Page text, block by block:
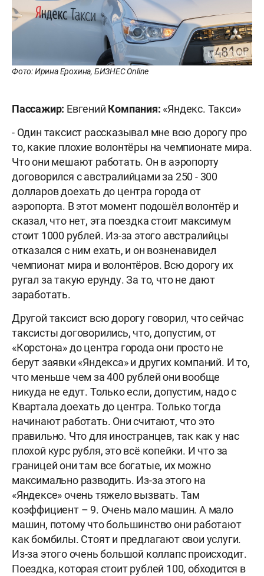
Фото: Ирина Ерохина, БИЗНЕС Online
Пассажир: Евгений Компания: «Яндекс. Такси»
- Один таксист рассказывал мне всю дорогу про
то, какие плохие волонтёры на чемпионате мира.
Что они мешают работать. Он в аэропорту
договорился с австралийцами за 250 - 300
долларов доехать до центра города от
аэропорта. В этот момент подошёл волонтёр и
сказал, что нет, эта поездка стоит максимум
стоит 1000 рублей. Из-за этого австралийцы
отказался с ним ехать, и он возненавидел
чемпионат мира и волонтёров. Всю дорогу их
ругал за такую ерунду. За то, что не дают
заработать.
Другой таксист всю дорогу говорил, что сейчас
таксисты договорились, что, допустим, от
«Корстона» до центра города они просто не
берут заявки «Яндекса» и других компаний. И то,
что меньше чем за 400 рублей они вообще
никуда не едут. Только если, допустим, надо с
Квартала доехать до центра. Только тогда
начинают работать. Они считают, что это
правильно. Что для иностранцев, так как у нас
плохой курс рубля, это всё копейки. И что за
границей они там все богатые, их можно
максимально разводить. Из-за этого на
«Яндексе» очень тяжело вызвать. Там
коэффициент – 9. Очень мало машин. А мало
машин, потому что большинство они работают
как бомбилы. Стоят и предлагают свои услуги.
Из-за этого очень большой коллапс происходит.
Поездка, которая стоит рублей 100, обходится в